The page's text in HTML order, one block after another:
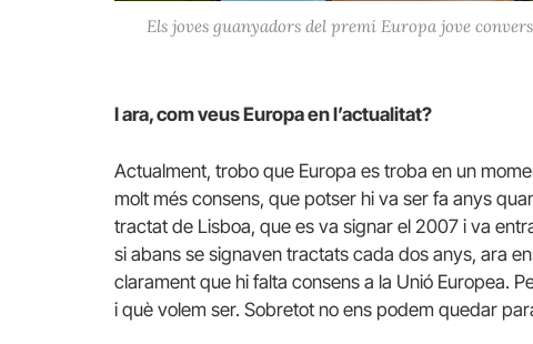
Els joves guanyadors del premi Europa jove
I ara, com veus Europa en l’actualitat?
Actualment, trobo que Europa es troba en un
molt més consens, que potser hi va ser fa anys
tractat de Lisboa, que es va signar el 2007 i va
si abans se signaven tractats cada dos anys, ara
clarament que hi falta consens a la Unió Europea.
i què volem ser. Sobretot no ens podem quedar